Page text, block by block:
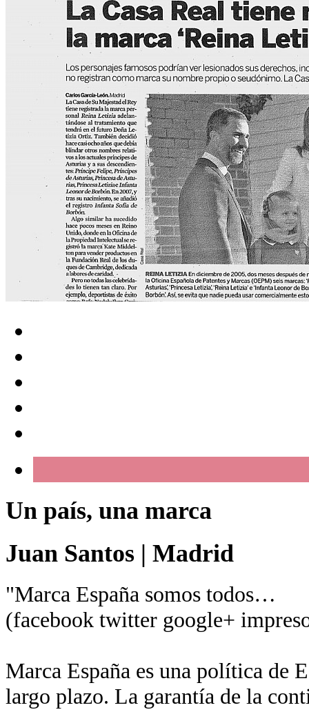
Un país, una marca
Juan Santos | Madrid
"Marca España somos todos…
(facebook twitter google+
Marca España es una política de
largo plazo. La garantía de la